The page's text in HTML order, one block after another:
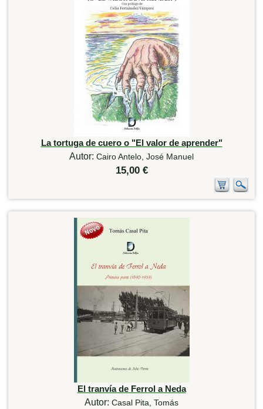
La tortuga de cuero o "El valor de aprender"
Autor: Cairo Antelo, José Manuel
15,00 €
El tranvía de Ferrol a Neda
Autor: Casal Pita, Tomás